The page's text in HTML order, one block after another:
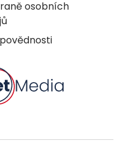
osobních